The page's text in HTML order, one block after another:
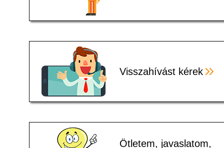
Visszahívást kérek
Ötletem, javaslatom,